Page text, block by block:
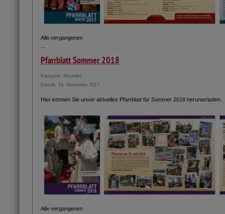
Alle vergangenen
Pfarrblatt Sommer 2018
Kategorie: Aktuelles
Erstellt: 24. November 2017
Hier können Sie unser aktuelles Pfarrblatt für Sommer 2018 herunterladen.
Alle vergangenen